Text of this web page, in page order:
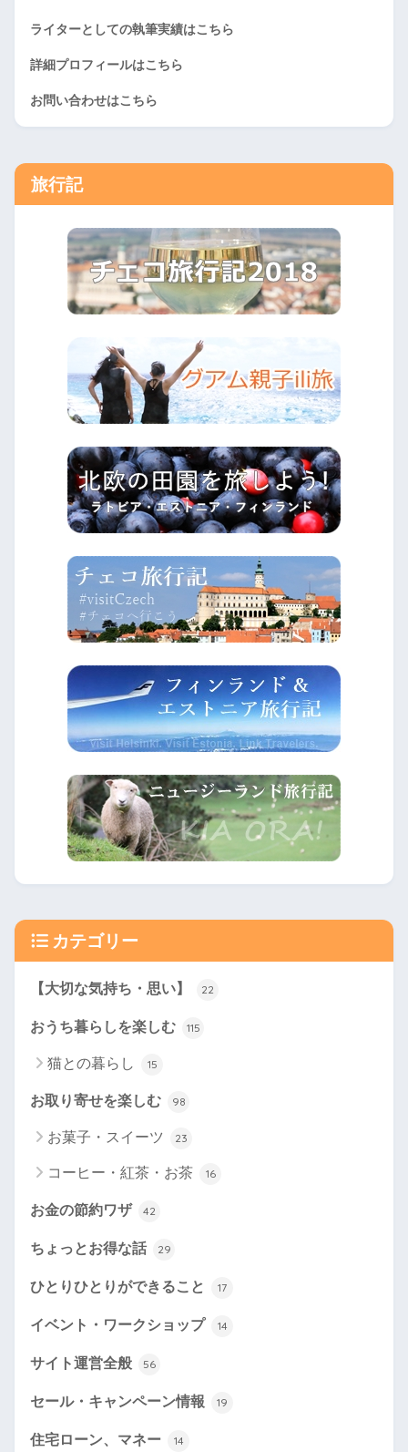
ライターとしての執筆実績はこちら
詳細プロフィールはこちら
お問い合わせはこちら
旅行記
カテゴリー
【大切な気持ち・思い】 22
おうち暮らしを楽しむ 115
猫との暮らし 15
お取り寄せを楽しむ 98
お菓子・スイーツ 23
コーヒー・紅茶・お茶 16
お金の節約ワザ 42
ちょっとお得な話 29
ひとりひとりができること 17
イベント・ワークショップ 14
サイト運営全般 56
セール・キャンペーン情報 19
住宅ローン、マネー 14